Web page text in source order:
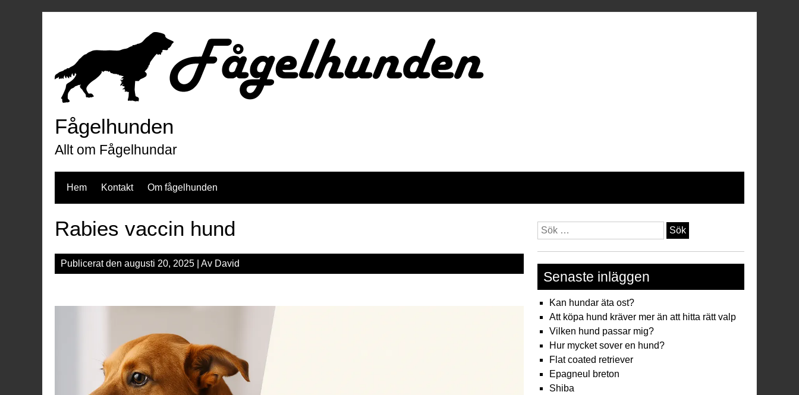
Fågelhunden
Allt om Fågelhundar
Hem Kontakt Om fågelhunden
Rabies vaccin hund
Publicerat den augusti 20, 2025 | Av David
Sök
efter:
Senaste inläggen
Kan hundar äta ost?
Att köpa hund kräver mer än att hitta rätt valp
Vilken hund passar mig?
Hur mycket sover en hund?
Flat coated retriever
Epagneul breton
Shiba